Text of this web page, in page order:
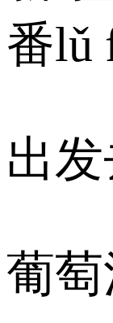
番lǔ
出
葡萄